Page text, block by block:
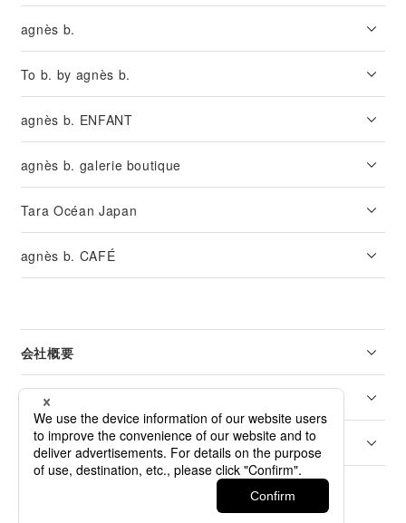
agnès b.
To b. by agnès b.
agnès b. ENFANT
agnès b. galerie boutique
Tara Océan Japan
agnès b. CAFÉ
会社概要
リーガル
カスタマーサービス